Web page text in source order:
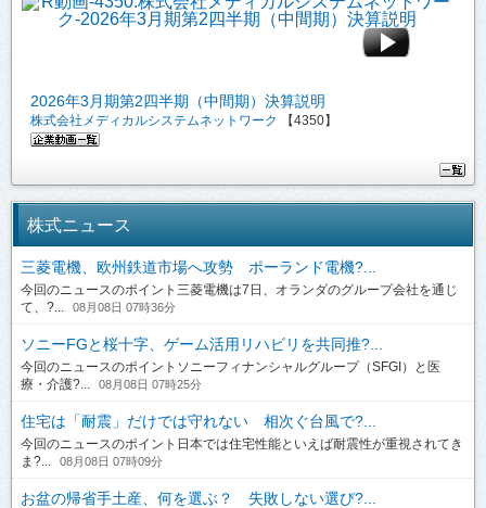
2026年3月期第2四半期（中間期）決算説明
株式会社メディカルシステムネットワーク 【4350】
株式ニュース
三菱電機、欧州鉄道市場へ攻勢 ポーランド電機?...
今回のニュースのポイント三菱電機は7日、オランダのグループ会社を通じ
て、?...
08月08日 07時36分
ソニーFGと桜十字、ゲーム活用リハビリを共同推?...
今回のニュースのポイントソニーフィナンシャルグループ（SFGI）と医
療・介護?...
08月08日 07時25分
住宅は「耐震」だけでは守れない 相次ぐ台風で?...
今回のニュースのポイント日本では住宅性能といえば耐震性が重視されてき
ま?...
08月08日 07時09分
お盆の帰省手土産、何を選ぶ？ 失敗しない選び?...